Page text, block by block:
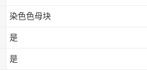
染色色母块
是
是